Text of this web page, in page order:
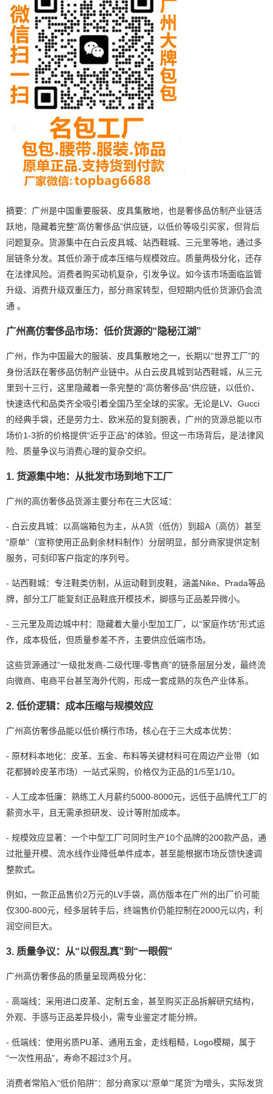
摘要：广州是中国重要服装、皮具集散地，也是奢侈品仿制产业链活
跃地，隐藏着完整“高仿奢侈品”供应链，以低价等吸引买家，但背后
问题复杂。货源集中在白云皮具城、站西鞋城、三元里等地，通过多
层链条分发。其低价源于成本压缩与规模效应。质量两极分化，还存
在法律风险。消费者购买动机复杂，引发争议。如今该市场面临监管
升级、消费升级双重压力，部分商家转型，但短期内低价货源仍会流
通 。
广州高仿奢侈品市场：低价货源的“隐秘江湖”
广州，作为中国最大的服装、皮具集散地之一，长期以“世界工厂”的
身份活跃在奢侈品仿制产业链中。从白云皮具城到站西鞋城，从三元
里到十三行，这里隐藏着一条完整的“高仿奢侈品”供应链，以低价、
快速迭代和品类齐全吸引着全国乃至全球的买家。无论是LV、Gucci
的经典手袋，还是劳力士、欧米茄的复刻腕表，广州的货源总能以市
场价1-3折的价格提供“近乎正品”的体验。但这一市场背后，是法律风
险、质量争议与消费心理的复杂交织。
1. 货源集中地：从批发市场到地下工厂
广州的高仿奢侈品货源主要分布在三大区域：
- 白云皮具城：以高端箱包为主，从A货（低仿）到超A（高仿）甚至
“原单”（宣称使用正品剩余材料制作）分层明显，部分商家提供定制
服务，可刻印客户指定的序列号。
- 站西鞋城：专注鞋类仿制，从运动鞋到皮鞋，涵盖Nike、Prada等品
牌，部分工厂能复刻正品鞋底开模技术，脚感与正品差异微小。
- 三元里及周边城中村：隐藏着大量小型加工厂，以“家庭作坊”形式运
作，成本极低，但质量参差不齐，主要供应低端市场。
这些货源通过“一级批发商-二级代理-零售商”的链条层层分发，最终流
向微商、电商平台甚至海外代购，形成一套成熟的灰色产业体系。
2. 低价逻辑：成本压缩与规模效应
广州高仿奢侈品能以低价横行市场，核心在于三大成本优势：
- 原材料本地化：皮革、五金、布料等关键材料可在周边产业带（如
花都狮岭皮革市场）一站式采购，价格仅为正品的1/5至1/10。
- 人工成本低廉：熟练工人月薪约5000-8000元，远低于品牌代工厂的
薪资水平，且无需承担研发、设计等附加成本。
- 规模效应显著：一个中型工厂可同时生产10个品牌的200款产品，通
过批量开模、流水线作业降低单件成本，甚至能根据市场反馈快速调
整款式。
例如，一款正品售价2万元的LV手袋，高仿版本在广州的出厂价可能
仅300-800元，经多层转手后，终端售价仍能控制在2000元以内，利
润空间巨大。
3. 质量争议：从“以假乱真”到“一眼假”
广州高仿奢侈品的质量呈现两极分化：
- 高端线：采用进口皮革、定制五金，甚至购买正品拆解研究结构，
外观、手感与正品差异极小，需专业鉴定才能分辨。
- 低端线：使用劣质PU革、通用五金，走线粗糙，Logo模糊，属于
“一次性用品”，寿命不超过3个月。
消费者常陷入“低价陷阱”：部分商家以“原单”“尾货”为噌头，实际发货